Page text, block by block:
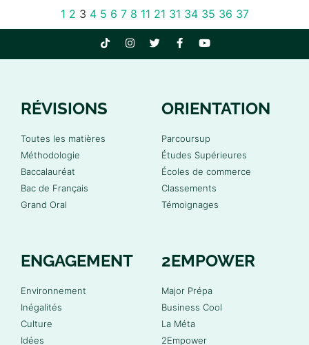
1 2 3 4 5 6 7 8 11 21 31 34 35 36 37
RÉVISIONS
Toutes les matières
Méthodologie
Baccalauréat
Bac de Français
Grand Oral
ORIENTATION
Parcoursup
Études Supérieures
Écoles de commerce
Classements
Témoignages
ENGAGEMENT
Environnement
Inégalités
Culture
Idées
2EMPOWER
Major Prépa
Business Cool
La Méta
2Empower